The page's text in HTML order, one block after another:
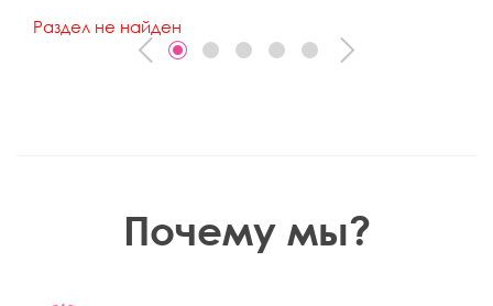
Раздел не найден
Почему мы?